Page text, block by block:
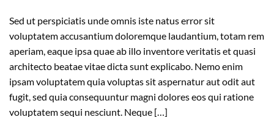
Sed ut perspiciatis unde omnis iste natus error sit
voluptatem accusantium doloremque laudantium, totam rem
aperiam, eaque ipsa quae ab illo inventore veritatis et quasi
architecto beatae vitae dicta sunt explicabo. Nemo enim
ipsam voluptatem quia voluptas sit aspernatur aut odit aut
fugit, sed quia consequuntur magni dolores eos qui ratione
voluptatem sequi nesciunt. Neque […]